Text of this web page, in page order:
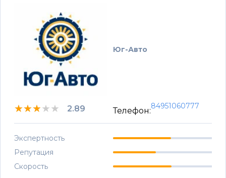
Юг-Авто
★★★★★
★★★★★
★★★★★ 2.89 Телефон:
84951060777
Экспертность
Репутация
Скорость